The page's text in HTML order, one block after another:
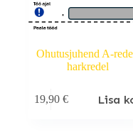
Ohutusjuhend A-
harkredel
19,90 € Lisa